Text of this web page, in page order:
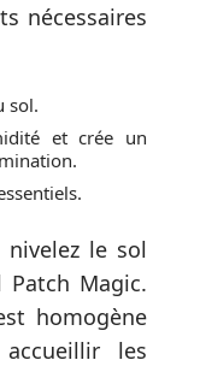
nécessaires
sol.
et crée un
le sol
Patch Magic.
homogène
les